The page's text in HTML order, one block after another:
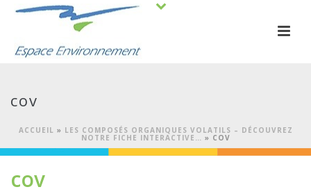
cov
ACCUEIL » LES COMPOSÉS ORGANIQUES VOLATILS – DÉCOUVREZ
NOTRE FICHE INTERACTIVE… » COV
cov